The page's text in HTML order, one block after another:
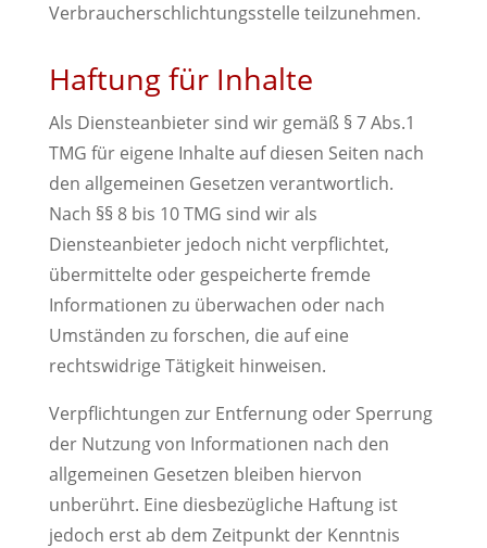
Verbraucherschlichtungsstelle teilzunehmen.
Haftung für Inhalte
Als Diensteanbieter sind wir gemäß § 7 Abs.1
TMG für eigene Inhalte auf diesen Seiten nach
den allgemeinen Gesetzen verantwortlich.
Nach §§ 8 bis 10 TMG sind wir als
Diensteanbieter jedoch nicht verpflichtet,
übermittelte oder gespeicherte fremde
Informationen zu überwachen oder nach
Umständen zu forschen, die auf eine
rechtswidrige Tätigkeit hinweisen.
Verpflichtungen zur Entfernung oder Sperrung
der Nutzung von Informationen nach den
allgemeinen Gesetzen bleiben hiervon
unberührt. Eine diesbezügliche Haftung ist
jedoch erst ab dem Zeitpunkt der Kenntnis